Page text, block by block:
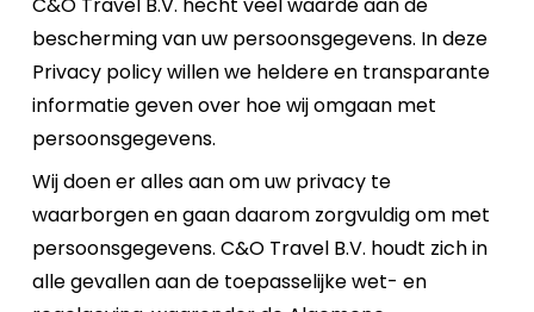
bescherming van uw persoonsgegevens. In deze
Privacy policy willen we heldere en transparante
informatie geven over hoe wij omgaan met
persoonsgegevens.
Wij doen er alles aan om uw privacy te
waarborgen en gaan daarom zorgvuldig om met
persoonsgegevens. C&O Travel B.V. houdt zich in
alle gevallen aan de toepasselijke wet- en